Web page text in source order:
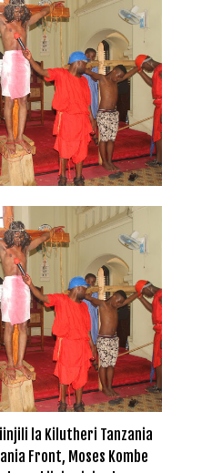
la Kilutheri Tanzania
Front, Moses Kombe